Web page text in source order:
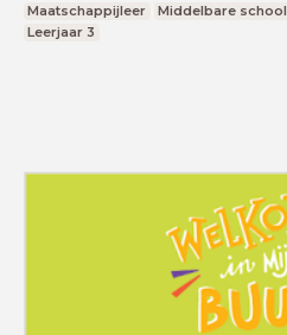
Maatschappijleer Middelbare school
Leerjaar 3